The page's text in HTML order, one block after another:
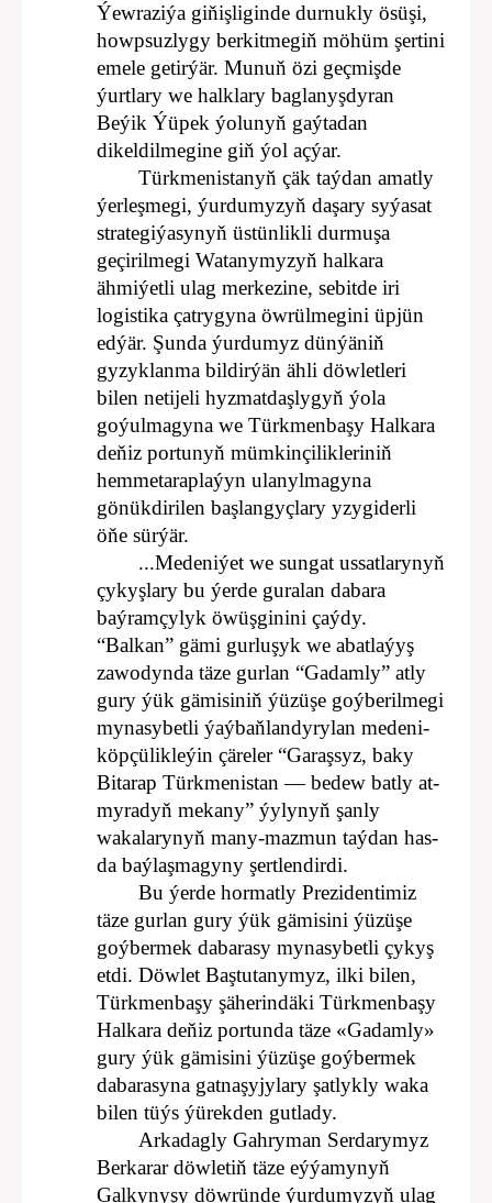
Ýewraziýa giňişliginde durnukly ösüşi,
howpsuzlygy berkitmegiň möhüm şertini
emele getirýär. Munuň özi geçmişde
ýurtlary we halklary baglanyşdyran
Beýik Ýüpek ýolunyň gaýtadan
dikeldilmegine giň ýol açýar.
Türkmenistanyň çäk taýdan amatly
ýerleşmegi, ýurdumyzyň daşary syýasat
strategiýasynyň üstünlikli durmuşa
geçirilmegi Watanymyzyň halkara
ähmiýetli ulag merkezine, sebitde iri
logistika çatrygyna öwrülmegini üpjün
edýär. Şunda ýurdumyz dünýäniň
gyzyklanma bildirýän ähli döwletleri
bilen netijeli hyzmatdaşlygyň ýola
goýulmagyna we Türkmenbaşy Halkara
deňiz portunyň mümkinçilikleriniň
hemmetaraplaýyn ulanylmagyna
gönükdirilen başlangyçlary yzygiderli
öňe sürýär.
...Medeniýet we sungat ussatlarynyň
çykyşlary bu ýerde guralan dabara
baýramçylyk öwüşginini çaýdy.
“Balkan” gämi gurluşyk we abatlaýyş
zawodynda täze gurlan “Gadamly” atly
gury ýük gämisiniň ýüzüşe goýberilmegi
mynasybetli ýaýbaňlandyrylan medeni-
köpçülikleýin çäreler “Garaşsyz, baky
Bitarap Türkmenistan — bedew batly at-
myradyň mekany” ýylynyň şanly
wakalarynyň many-mazmun taýdan has-
da baýlaşmagyny şertlendirdi.
Bu ýerde hormatly Prezidentimiz
täze gurlan gury ýük gämisini ýüzüşe
goýbermek dabarasy mynasybetli çykyş
etdi. Döwlet Baştutanymyz, ilki bilen,
Türkmenbaşy şäherindäki Türkmenbaşy
Halkara deňiz portunda täze «Gadamly»
gury ýük gämisini ýüzüşe goýbermek
dabarasyna gatnaşyjylary şatlykly waka
bilen tüýs ýürekden gutlady.
Arkadagly Gahryman Serdarymyz
Berkarar döwletiň täze eýýamynyň
Galkynyşy döwründe ýurdumyzyň ulag